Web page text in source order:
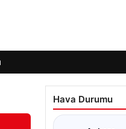
Hava Durumu